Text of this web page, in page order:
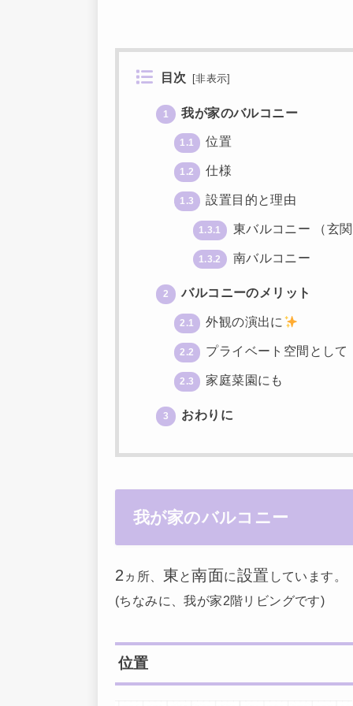
目次 [非表示
1 我が家のバルコニー
1.1 位置
1.2 仕様
1.3 設置目的と理由
1.3.1 東バルコニー （玄
1.3.2 南バルコニー
2 バルコニーのメリット
2.1 外観の演出に
2.2 プライベート空間として
2.3 家庭菜園にも
3 おわりに
我が家のバルコニー
2 ヵ所、 東と南面に設置 しています。
(ちなみに、我が家2階リビングです)
位置